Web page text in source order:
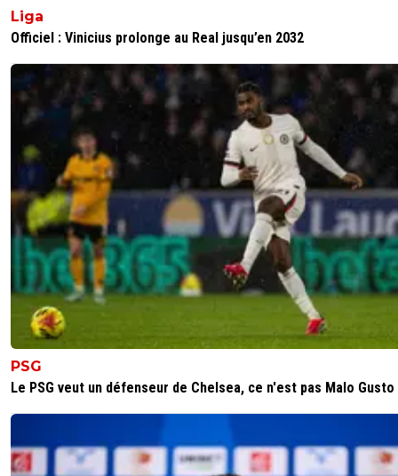
Liga
Officiel : Vinicius prolonge au Real jusqu’en 2032
PSG
Le PSG veut un défenseur de Chelsea, ce n'est pas Malo Gusto